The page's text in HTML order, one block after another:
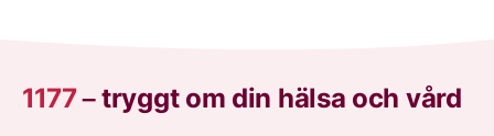
1177–tryggt om din hälsa och vård